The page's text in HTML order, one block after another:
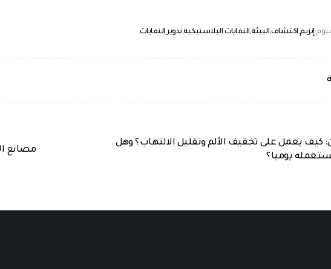
إنزيم اكتشافالبيئة النفايات البلاستيكية تدوير النفايات
كيف يعمل على تخفيف الألم وتقليل الالتهاب؟ وهل
يوميا؟
مصانع